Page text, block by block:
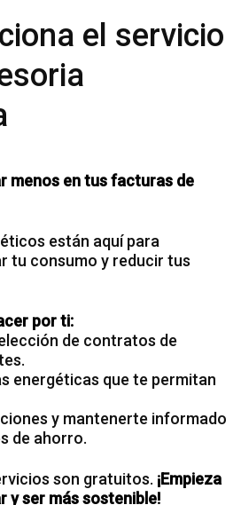
el servicio
menos en tus facturas de
están aquí para
tu consumo y reducir tus
por ti:
de contratos de
energéticas que te permitan
y mantenerte informado
de ahorro.
son gratuitos. ¡Empieza
y ser más sostenible!